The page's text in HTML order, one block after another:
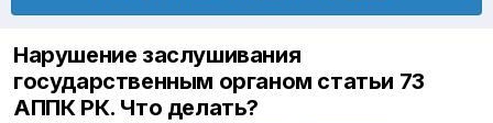
Нарушение заслушивания
государственным органом статьи 73
АППК РК. Что делать?